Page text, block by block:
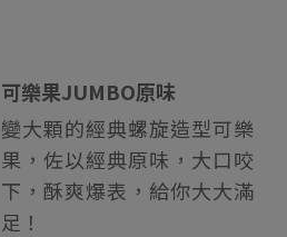
可樂果JUMBO原味
變大顆的經典螺旋造型可樂
果，佐以經典原味，大口咬
下，酥爽爆表，給你大大滿
足！